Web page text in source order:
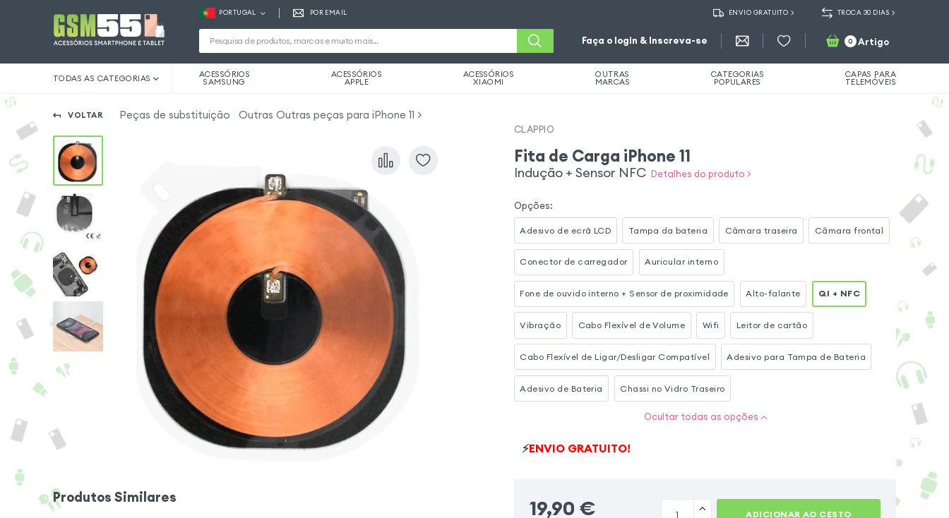
PORTUGAL POR EMAIL ENVIO GRATUITO TROCA 30 DIAS
Faça o login & Inscreva-se 0 Artigo
TODAS AS CATEGORIAS ACESSÓRIOS
SAMSUNG
ACESSÓRIOS
APPLE
ACESSÓRIOS
XIAOMI
OUTRAS
MARCAS
CATEGORIAS
POPULARES
CAPAS PARA
TELEMÓVEIS
VOLTAR Peças de substituição Outras Outras peças para iPhone 11
Produtos Similares
CLAPPIO
Fita de Carga iPhone 11
Indução + Sensor NFC Detalhes do produto >
Opções:
Adesivo de ecrã LCD Tampa da bateria Câmara traseira Câmara frontal
Conector de carregador Auricular interno
Fone de ouvido interno + Sensor de proximidade Alto-falante QI + NFC
Vibração Cabo Flexível de Volume Wifi Leitor de cartão
Cabo Flexível de Ligar/Desligar Compatível Adesivo para Tampa de Bateria
Adesivo de Bateria Chassi no Vidro Traseiro
Ocultar todas as opções
⚡ENVIO GRATUITO!
19,90 € ADICIONAR AO CESTO